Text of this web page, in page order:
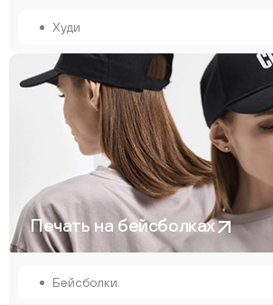
Худи
Печать на бейсболках
Бейсболки